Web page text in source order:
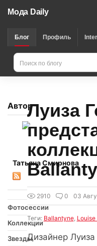
Мода Daily
Блог Профиль Inter
Автор
Татьяна Смирнова
Фотосессии
Коллекции
Звезды
Луиза
2910 0 03
Теги: Ballantyne, Louise
Дизайнер